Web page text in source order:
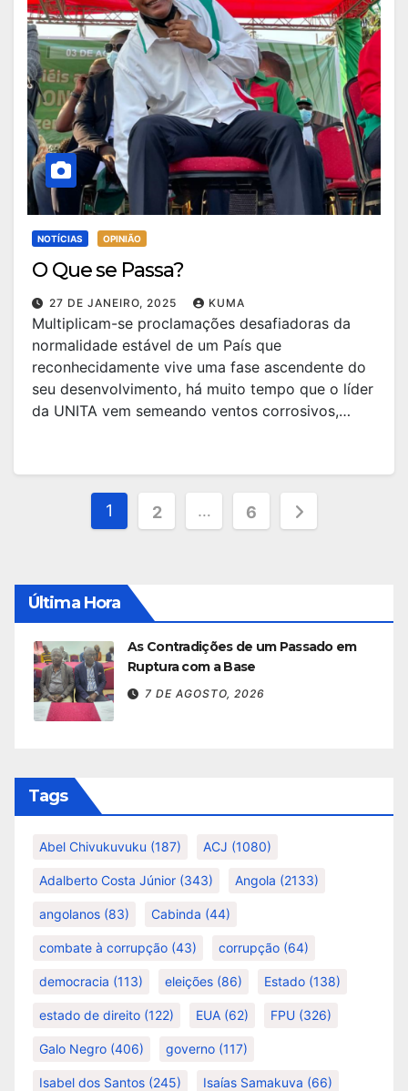
NOTÍCIAS OPINIÃO
O Que se Passa?
27 DE JANEIRO, 2025 KUMA
Multiplicam-se proclamações desafiadoras da
normalidade estável de um País que
reconhecidamente vive uma fase ascendente do
seu desenvolvimento, há muito tempo que o líder
da UNITA vem semeando ventos corrosivos,…
Paginação
conteúdos
1 2 … 6
Última Hora
As Contradições de um Passado em
Ruptura com a Base
7 DE AGOSTO, 2026
Tags
Abel Chivukuvuku (187) ACJ (1080)
Adalberto Costa Júnior (343) Angola (2133)
angolanos (83) Cabinda (44)
combate à corrupção (43) corrupção (64)
democracia (113) eleições (86) Estado (138)
estado de direito (122) EUA (62) FPU (326)
Galo Negro (406) governo (117)
Isabel dos Santos (245) Isaías Samakuva (66)